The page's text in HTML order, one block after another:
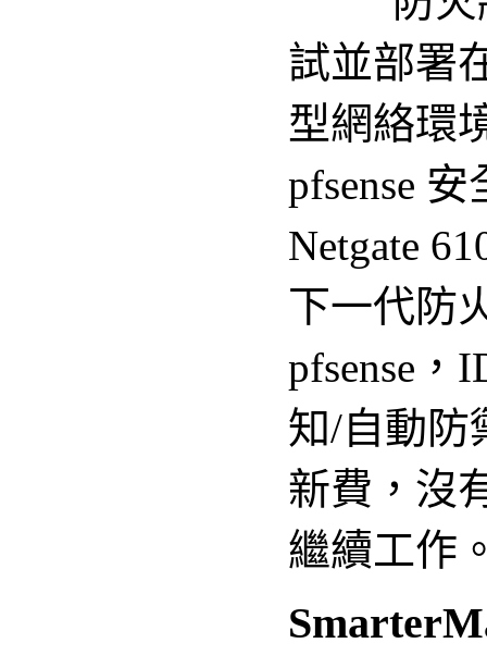
試並部署
型網絡環
pfsense
Netgate
下一代防
pfsense，
知/自動防
新費，沒
繼續工作